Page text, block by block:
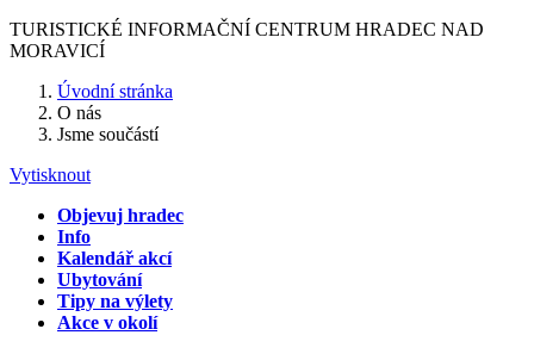
TURISTICKÉ INFORMAČNÍ CENTRUM HRADEC NAD
MORAVICÍ
Úvodní stránka
O nás
Jsme součástí
Vytisknout
Objevuj hradec
Info
Kalendář akcí
Ubytování
Tipy na výlety
Akce v okolí